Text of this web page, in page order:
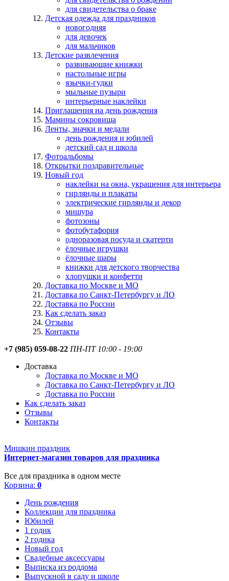
для свидетельства о браке
Детская одежда для праздников
новогодняя
для девочек
для мальчиков
Детские развлечения
развивающие книжки
настольные игры
язычки-гудки
мыльные пузыри
интерьерные наклейки
Приглашения на день рождения
Мамины сокровища
Ленты, значки и медали
день рождения и юбилей
детский сад и школа
Фотоальбомы
Открытки поздравительные
Новый год
наклейки на окна, украшения для интерьера
гирлянды и плакаты
электрические гирлянды и декор
мишура
фотозоны
фотобутафория
одноразовая посуда и скатерти
ёлочные игрушки
ёлочные шары
книжки для детского творчества
хлопушки и конфетти
Доставка по Москве и МО
Доставка по Санкт-Петербургу и ЛО
Доставка по России
Как сделать заказ
Отзывы
Контакты
+7 (985) 059-08-22 ПН-ПТ 10:00 - 19:00
Доставка
Доставка по Москве и МО
Доставка по Санкт-Петербургу и ЛО
Доставка по России
Как сделать заказ
Отзывы
Контакты
Мишкин праздник
Интернет-магазин товаров для праздника
Все для праздника в одном месте
Корзина: 0
День рождения
Коллекции для праздника
Юбилей
1 годик
2 годика
Новый год
Свадебные аксессуары
Выписка из роддома
Выпускной в саду и школе